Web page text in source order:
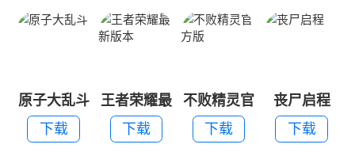
原子大乱斗
下载
王者荣耀最
新版本
下载
不败精灵官
方版
下载
丧尸启程
下载